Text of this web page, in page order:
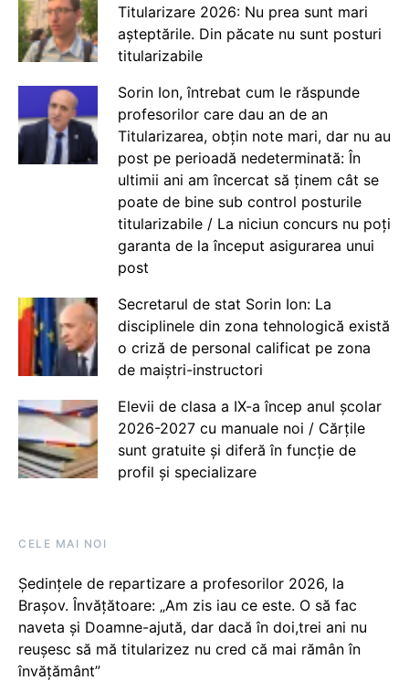
Titularizare 2026: Nu prea sunt mari
așteptările. Din păcate nu sunt posturi
titularizabile
Sorin Ion, întrebat cum le răspunde
profesorilor care dau an de an
Titularizarea, obțin note mari, dar nu au
post pe perioadă nedeterminată: În
ultimii ani am încercat să ținem cât se
poate de bine sub control posturile
titularizabile / La niciun concurs nu poți
garanta de la început asigurarea unui
post
Secretarul de stat Sorin Ion: La
disciplinele din zona tehnologică există
o criză de personal calificat pe zona
de maiștri-instructori
Elevii de clasa a IX-a încep anul școlar
2026-2027 cu manuale noi / Cărțile
sunt gratuite și diferă în funcție de
profil și specializare
CELE MAI NOI
Ședințele de repartizare a profesorilor 2026, la
Brașov. Învățătoare: „Am zis iau ce este. O să fac
naveta și Doamne-ajută, dar dacă în doi,trei ani nu
reușesc să mă titularizez nu cred că mai rămân în
învățământ”